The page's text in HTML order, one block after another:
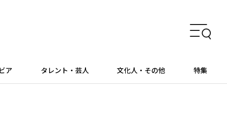
ア タレント・芸人 文化人・その他 特集